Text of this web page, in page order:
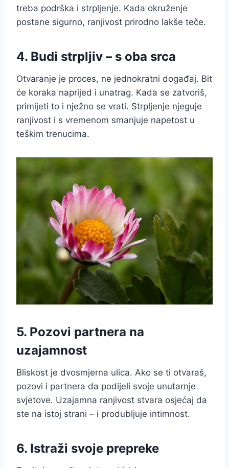
treba podrška i strpljenje. Kada okruženje
postane sigurno, ranjivost prirodno lakše teče.
4. Budi strpljiv – s oba srca
Otvaranje je proces, ne jednokratni događaj. Bit
će koraka naprijed i unatrag. Kada se zatvoriš,
primijeti to i nježno se vrati. Strpljenje njeguje
ranjivost i s vremenom smanjuje napetost u
teškim trenucima.
5. Pozovi partnera na
uzajamnost
Bliskost je dvosmjerna ulica. Ako se ti otvaraš,
pozovi i partnera da podijeli svoje unutarnje
svjetove. Uzajamna ranjivost stvara osjećaj da
ste na istoj strani – i produbljuje intimnost.
6. Istraži svoje prepreke